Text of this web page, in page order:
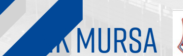
NK MURSA